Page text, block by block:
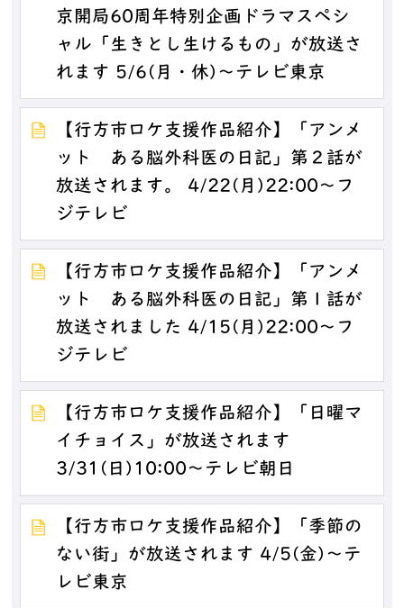
京開局60周年特別企画ドラマスペシ
ャル「生きとし生けるもの」が放送さ
れます 5/6(月・休)～テレビ東京
【行方市ロケ支援作品紹介】「アンメ
ット ある脳外科医の日記」第２話が
放送されます。 4/22(月)22:00～フ
ジテレビ
【行方市ロケ支援作品紹介】「アンメ
ット ある脳外科医の日記」第１話が
放送されました 4/15(月)22:00～フ
ジテレビ
【行方市ロケ支援作品紹介】「日曜マ
イチョイス」が放送されます
3/31(日)10:00～テレビ朝日
【行方市ロケ支援作品紹介】「季節の
ない街」が放送されます 4/5(金)～テ
レビ東京